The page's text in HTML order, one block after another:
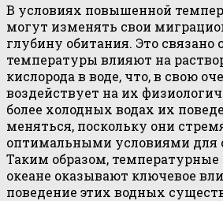
В условиях повышенной
могут изменять свои
глубину обитания. Это связано
температуры влияют на
кислорода в воде, что, в свою
воздействует на их
более холодных водах их
меняться, поскольку они
оптимальными условиями для
Таким образом, температурные
океане оказывают ключевое
поведение этих водных